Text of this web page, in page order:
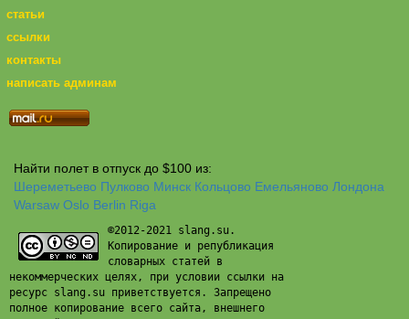
статьи
ссылки
контакты
написать админам
Найти полет в отпуск до $100 из:
Шереметьево Пулково Минск Кольцово Емельяново Лондона
Warsaw Oslo Berlin Riga
©2012-2021 slang.su.
Копирование и републикация
словарных статей в
некоммерческих целях, при условии ссылки на
ресурс slang.su приветствуется. Запрещено
полное копирование всего сайта, внешнего